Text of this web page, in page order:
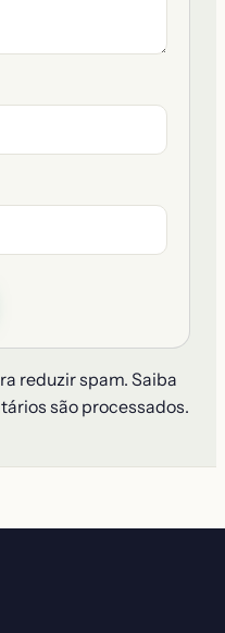
reduzir spam. Saiba
são processados.